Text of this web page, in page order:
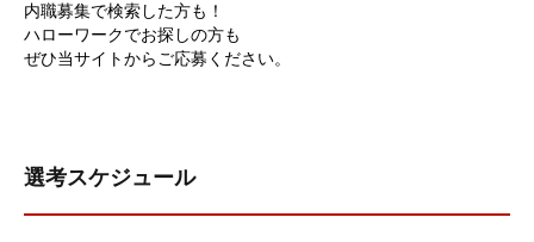
内職募集で検索した方も！
ハローワークでお探しの方も
ぜひ当サイトからご応募ください。
選考スケジュール